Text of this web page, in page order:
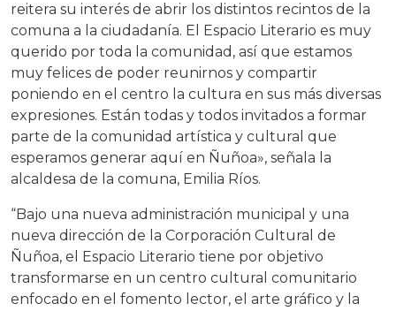
reitera su interés de abrir los distintos recintos de la
comuna a la ciudadanía. El Espacio Literario es muy
querido por toda la comunidad, así que estamos
muy felices de poder reunirnos y compartir
poniendo en el centro la cultura en sus más diversas
expresiones. Están todas y todos invitados a formar
parte de la comunidad artística y cultural que
esperamos generar aquí en Ñuñoa», señala la
alcaldesa de la comuna, Emilia Ríos.
“Bajo una nueva administración municipal y una
nueva dirección de la Corporación Cultural de
Ñuñoa, el Espacio Literario tiene por objetivo
transformarse en un centro cultural comunitario
enfocado en el fomento lector, el arte gráfico y la